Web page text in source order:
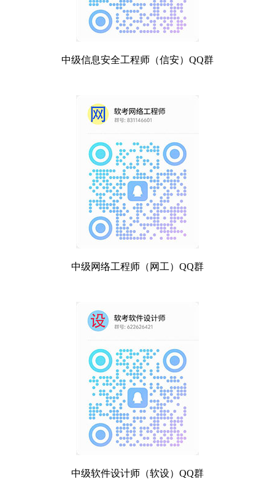
中级信息安全工程师（信安）QQ群
中级网络工程师（网工）QQ群
中级软件设计师（软设）QQ群